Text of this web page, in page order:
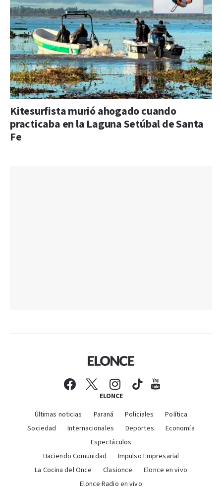
Kitesurfista murió ahogado cuando
practicaba en la Laguna Setúbal de Santa
Fe
ELONCE
Últimas noticias Paraná Policiales
Política
Sociedad
Internacionales Deportes
Economía
Espectáculos
Haciendo Comunidad
Impulso Empresarial
La Cocina del Once
Clasionce
Elonce en vivo
Elonce Radio en vivo